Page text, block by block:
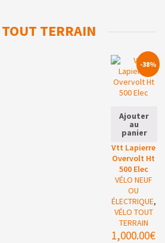
TERRAIN
Ajouter
au
panier
Vtt Lapierre
Overvolt Ht
500 Elec
VÉLO NEUF
OU
ÉLECTRIQUE,
VÉLO TOUT
TERRAIN
1,000.00€
-38%